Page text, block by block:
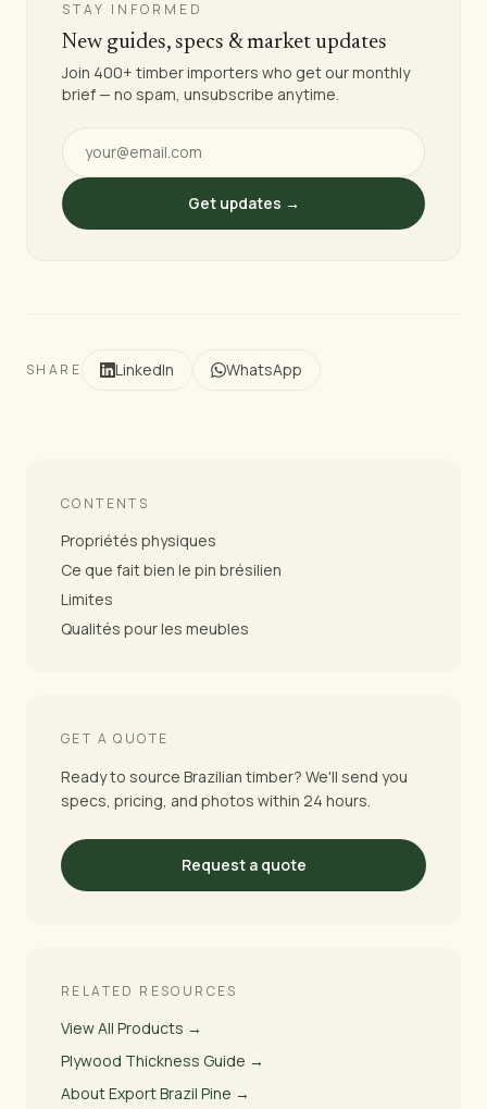
STAY INFORMED
New guides, specs & market updates
Join 400+ timber importers who get our monthly
brief — no spam, unsubscribe anytime.
Get updates →
SHARE LinkedIn WhatsApp
CONTENTS
Propriétés physiques
Ce que fait bien le pin brésilien
Limites
Qualités pour les meubles
GET A QUOTE
Ready to source Brazilian timber? We'll send you
specs, pricing, and photos within 24 hours.
Request a quote
RELATED RESOURCES
View All Products →
Plywood Thickness Guide →
About Export Brazil Pine →